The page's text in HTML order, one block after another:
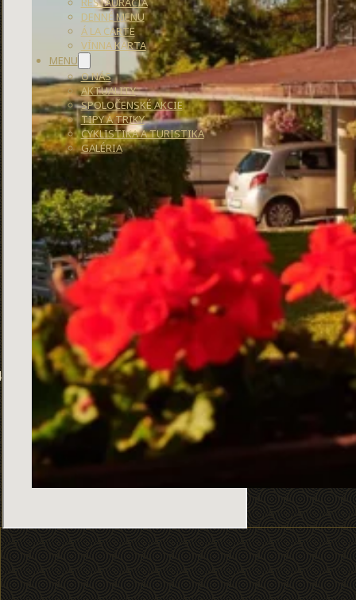
DENNÉ MENU
Á LA CARTE
VÍNNA KARTA
MENU
O NÁS
AKTUALITY
SPOLOČENSKÉ AKCIE
TIPY A TRIKY
CYKLISTIKA A TURISTIKA
GALÉRIA